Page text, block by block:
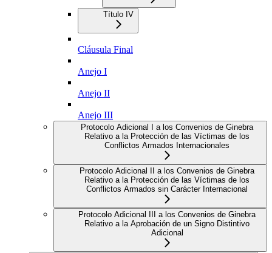
Título IV
Cláusula Final
Anejo I
Anejo II
Anejo III
Protocolo Adicional I a los Convenios de Ginebra
Relativo a la Protección de las Víctimas de los
Conflictos Armados Internacionales
Protocolo Adicional II a los Convenios de Ginebra
Relativo a la Protección de las Víctimas de los
Conflictos Armados sin Carácter Internacional
Protocolo Adicional III a los Convenios de Ginebra
Relativo a la Aprobación de un Signo Distintivo
Adicional